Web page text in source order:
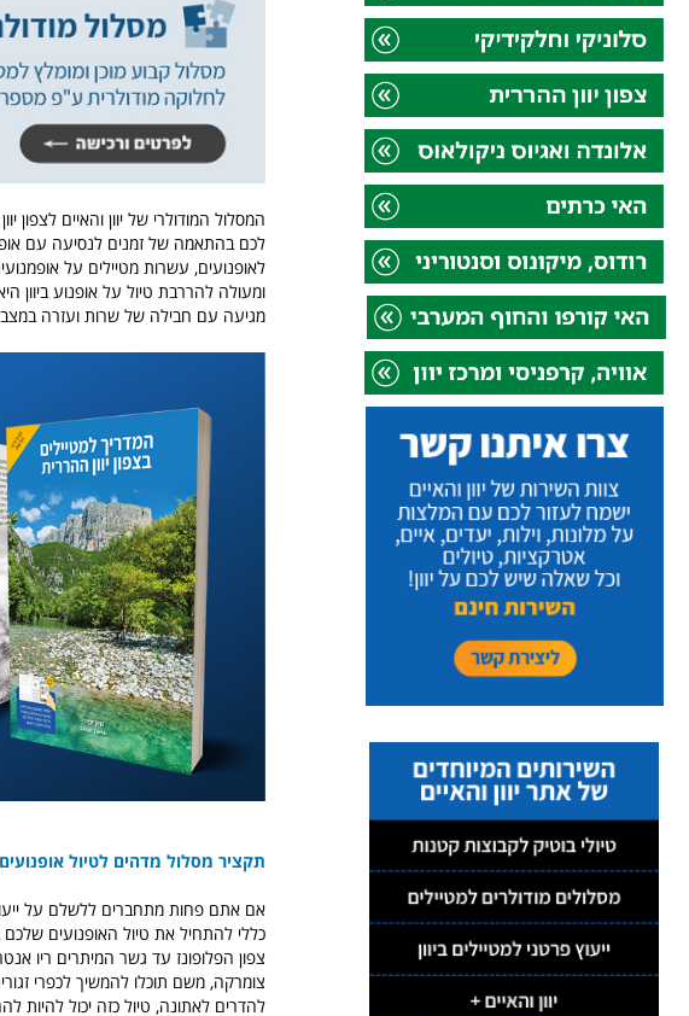
המסלול המודולרי של יוון והאיים לצפון
לכם בהתאמה של זמנים לנסיעה עם
לאופנועים, עשרות מטיילים על
ומעולה להררבת טיול על אופנוע ביוון
מגיעה עם חבילה של שרות ועזרה
תקציר מסלול מדהים לטיול אופנועים
אם אתם פחות מתחברים ללשלם על ייעוץ
כללי להתחיל את טיול האופנועים
צפון הפלופונז עד גשר המיתרים ריו
צומרקה, משם תוכלו להמשיך לכפרי